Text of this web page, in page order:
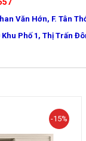
Văn Hớn, F. Tân
Khu Phố 1, Thị Trấn
-15%